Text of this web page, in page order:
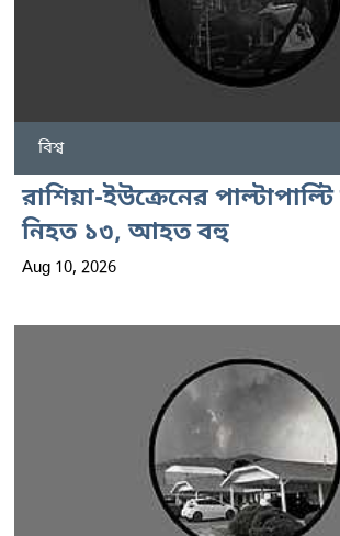
বিশ্ব
রাশিয়া-ইউক্রেনের
নিহত ১৩, আহত বহু
Aug 10, 2026